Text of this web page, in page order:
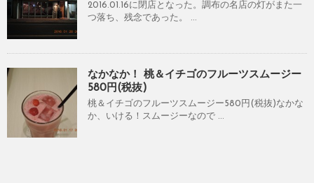
2016.01.16に閉店となった。調布の名店の灯がまた一
つ落ち、残念であった。 ...
なかなか！ 桃＆イチゴのフルーツスムージー
580円(税抜)
桃＆イチゴのフルーツスムージー580円(税抜)なかな
か、いける！スムージーなので ...